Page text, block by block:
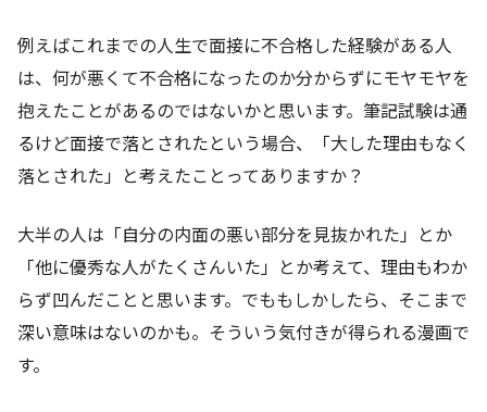
例えばこれまでの人生で面接に不合格した経験がある人
は、何が悪くて不合格になったのか分からずにモヤモヤを
抱えたことがあるのではないかと思います。筆記試験は通
るけど面接で落とされたという場合、「大した理由もなく
落とされた」と考えたことってありますか？
大半の人は「自分の内面の悪い部分を見抜かれた」とか
「他に優秀な人がたくさんいた」とか考えて、理由もわか
らず凹んだことと思います。でももしかしたら、そこまで
深い意味はないのかも。そういう気付きが得られる漫画で
す。